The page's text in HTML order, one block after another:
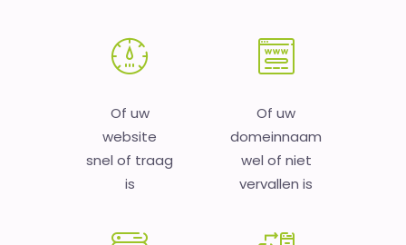
Of uw
website
snel of traag
is
Of uw
domeinnaam
wel of niet
vervallen is